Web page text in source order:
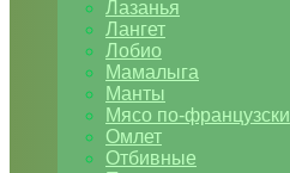
Лазанья
Лангет
Лобио
Мамалыга
Манты
Мясо по-французски
Омлет
Отбивные